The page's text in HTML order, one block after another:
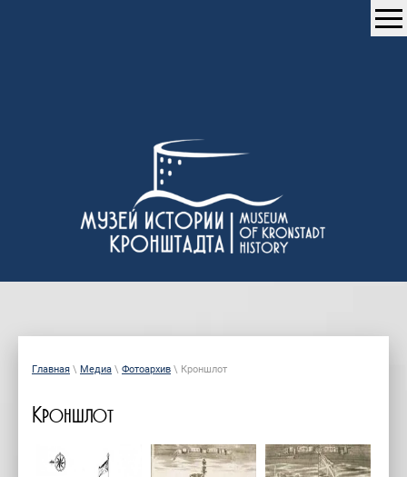
Главная \ Медиа \ Фотоархив \ Кроншлот
Кроншлот